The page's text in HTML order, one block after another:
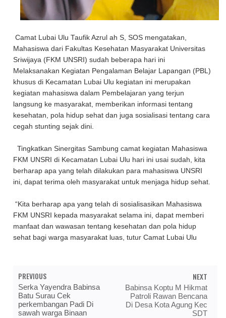
Camat Lubai Ulu Taufik Azrul ah S, SOS mengatakan,
Mahasiswa dari Fakultas Kesehatan Masyarakat Universitas
Sriwijaya (FKM UNSRI) sudah beberapa hari ini
Melaksanakan Kegiatan Pengalaman Belajar Lapangan (PBL)
khusus di Kecamatan Lubai Ulu kegiatan ini merupakan
kegiatan mahasiswa dalam Pembelajaran yang terjun
langsung ke masyarakat, memberikan informasi tentang
kesehatan, pola hidup sehat dan juga sosialisasi tentang cara
cegah stunting sejak dini.
Tingkatkan Sinergitas Sambung camat kegiatan Mahasiswa
FKM UNSRI di Kecamatan Lubai Ulu hari ini usai sudah, kita
berharap apa yang telah dilakukan para mahasiswa UNSRI
ini, dapat terima oleh masyarakat untuk menjaga hidup sehat.
“Kita berharap apa yang telah di sosialisasikan Mahasiswa
FKM UNSRI kepada masyarakat selama ini, dapat memberi
manfaat dan wawasan tentang kesehatan dan pola hidup
sehat bagi warga masyarakat luas, tutur Camat Lubai Ulu
PREVIOUS
Serka Yayendra Babinsa
Batu Surau Cek
perkembangan Padi Di
sawah warga Binaan
NEXT
Babinsa Koptu M Hikmat
Patroli Rawan Bencana
Di Desa Kota Agung Kec
SDT